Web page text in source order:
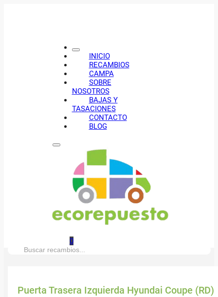
INICIO
RECAMBIOS
CAMPA
SOBRE
NOSOTROS
BAJAS Y
TASACIONES
CONTACTO
BLOG
0
Buscar:
Puerta Trasera Izquierda Hyundai Coupe (RD)